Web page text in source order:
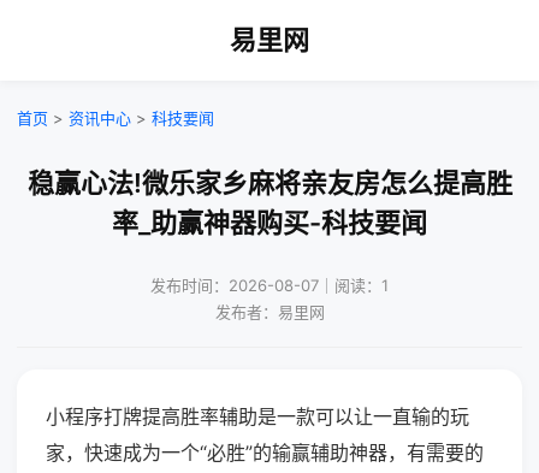
易里网
首页 > 资讯中心 > 科技要闻
稳赢心法!微乐家乡麻将亲友房怎么提高胜
率_助赢神器购买-科技要闻
发布时间：2026-08-07｜阅读：1
发布者：易里网
小程序打牌提高胜率辅助是一款可以让一直输的玩
家，快速成为一个“必胜”的输赢辅助神器，有需要的